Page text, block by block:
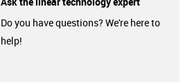
Do you have questions? We're here to
help!